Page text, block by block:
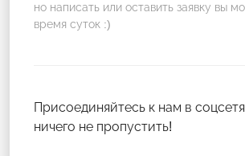
но написать или оставить заявку вы
время суток :)
Присоединяйтесь к нам в
ничего не пропустить!